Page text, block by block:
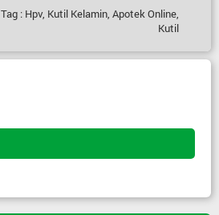
Tag : Hpv, Kutil Kelamin, Apotek Online,
Kutil